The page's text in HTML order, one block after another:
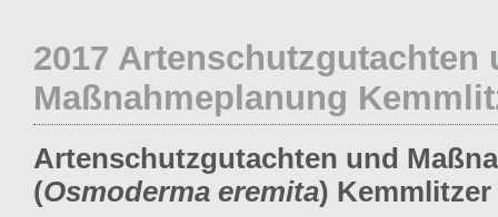
2017 Artenschutzgutachten
Maßnahmeplanung
Artenschutzgutachten und
(Osmoderma eremita)